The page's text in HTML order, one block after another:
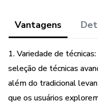
possibilidades e
mais recentes estudos
Vantagens
1. Variedade de
seleção de técnicas
além do tradicional
que os usuários